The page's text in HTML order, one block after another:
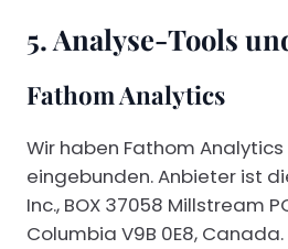
5. Analyse-Tools
Fathom Analytics
Wir haben Fathom
eingebunden. Anbieter ist
Inc., BOX 37058 Millstream
Columbia V9B 0E8, Canada.